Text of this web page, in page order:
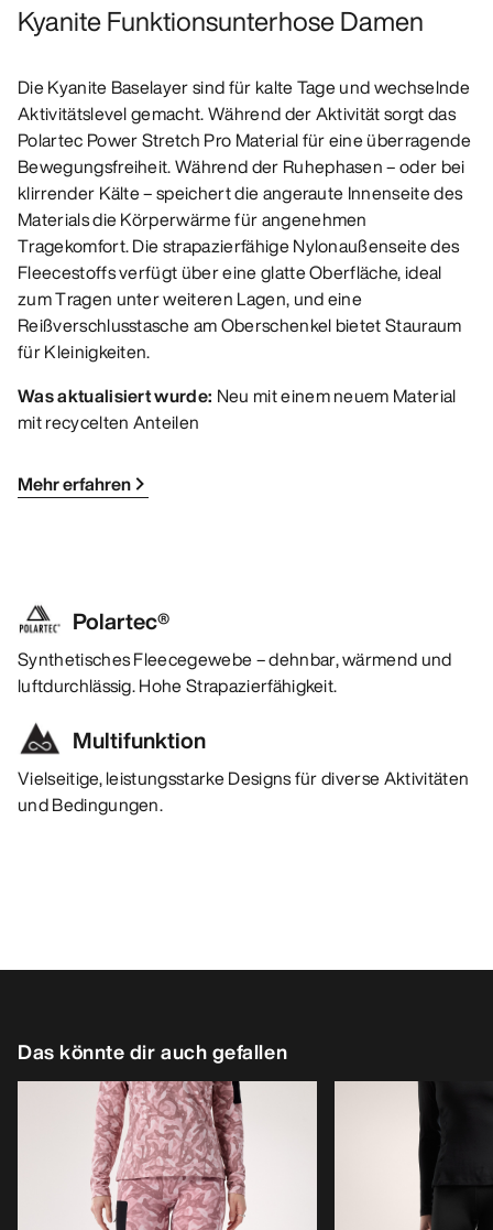
Kyanite Funktionsunterhose Damen
Die Kyanite Baselayer sind für kalte Tage und wechselnde
Aktivitätslevel gemacht. Während der Aktivität sorgt das
Polartec Power Stretch Pro Material für eine überragende
Bewegungsfreiheit. Während der Ruhephasen – oder bei
klirrender Kälte – speichert die angeraute Innenseite des
Materials die Körperwärme für angenehmen
Tragekomfort. Die strapazierfähige Nylonaußenseite des
Fleecestoffs verfügt über eine glatte Oberfläche, ideal
zum Tragen unter weiteren Lagen, und eine
Reißverschlusstasche am Oberschenkel bietet Stauraum
für Kleinigkeiten.
Was aktualisiert wurde: Neu mit einem neuem Material
mit recycelten Anteilen
Mehr erfahren
Polartec®
Synthetisches Fleecegewebe – dehnbar, wärmend und
luftdurchlässig. Hohe Strapazierfähigkeit.
Multifunktion
Vielseitige, leistungsstarke Designs für diverse Aktivitäten
und Bedingungen.
Das könnte dir auch gefallen